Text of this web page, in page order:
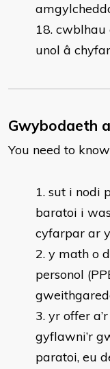
cwblhau
unol â
Gwybodaeth
You need to
​sut i nodi
baratoi i
cyfarpar ar
y math o
personol
yr offer
gyflawni’r
paratoi, eu